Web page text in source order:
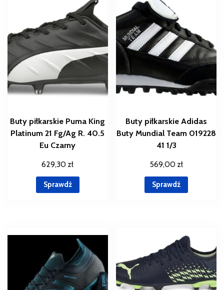
Buty piłkarskie Puma King
Platinum 21 Fg/Ag R. 40.5
Eu Czarny
629,30 zł
Sprawdź
Buty piłkarskie Adidas
Buty Mundial Team 019228
41 1/3
569,00 zł
Sprawdź